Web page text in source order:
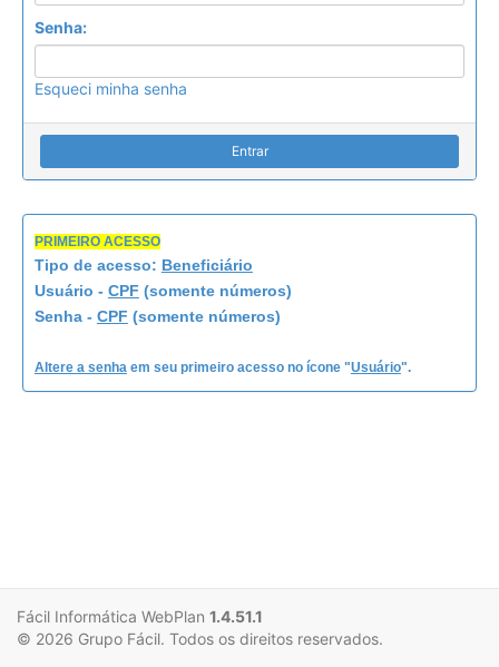
Senha:
Esqueci minha senha
Entrar
PRIMEIRO ACESSO
Tipo de acesso: Beneficiário
Usuário - CPF (somente números)
Senha - CPF (somente números)
Altere a senhaem seu primeiro acesso no ícone "Usuário".
Fácil Informática WebPlan 1.4.51.1
© 2026 Grupo Fácil. Todos os direitos reservados.